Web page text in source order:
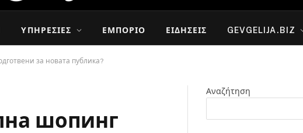
ΥΠΗΡΕΣΊΕΣ ΕΜΠΌΡΙΟ ΕΙΔΉΣΕΙΣ GEVGELIJA.BIZ
за новата публика?
шопинг
Αναζήτηση